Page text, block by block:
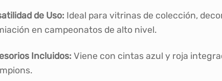
de Uso: Ideal para vitrinas de colección,
en campeonatos de alto nivel.
Incluidos: Viene con cintas azul y roja